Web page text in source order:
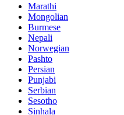
Marathi
Mongolian
Burmese
Nepali
Norwegian
Pashto
Persian
Punjabi
Serbian
Sesotho
Sinhala